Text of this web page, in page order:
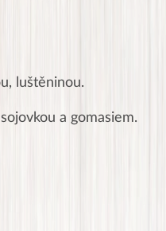
luštěninou.
a gomasiem.